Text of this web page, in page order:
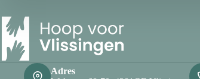
Adres